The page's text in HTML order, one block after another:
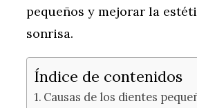
pequeños y mejorar la
sonrisa.
Índice de contenidos
Causas de los dientes